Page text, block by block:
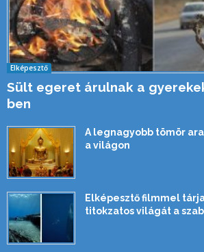
Elképesztő
Sült egeret árulnak a
ben
A legnagyobb tömör
a világon
Elképesztő filmmel
titokzatos világát a